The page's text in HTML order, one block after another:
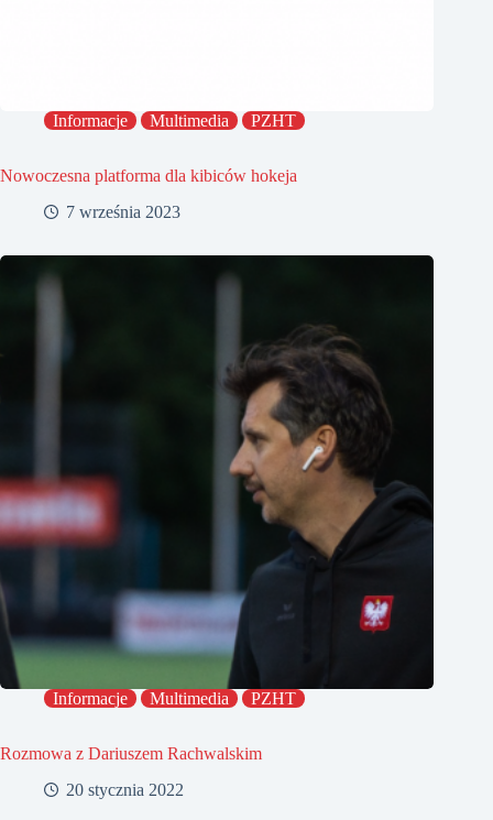
Informacje Multimedia PZHT
Nowoczesna platforma dla kibiców hokeja
7 września 2023
Informacje Multimedia PZHT
Rozmowa z Dariuszem Rachwalskim
20 stycznia 2022